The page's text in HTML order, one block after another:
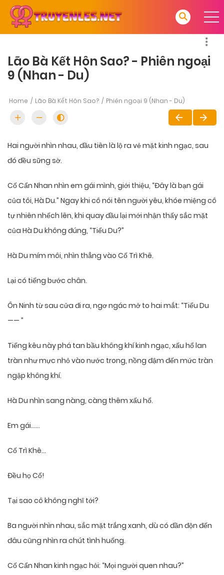
Lão Bà Kết Hôn Sao? - Phiên ngoại
9 (Nhan - Du)
Home Lão Bà Kết Hôn Sao? Phiên ngoại 9 (Nhan - Du)
Hai người nhìn nhau, đầu tiên là lộ ra vẻ mặt kinh ngạc, sau
đó đều sững sờ.
Cố Cẩn Nhan nhìn em gái mình, giới thiệu, “Đây là bạn gái
của tôi, Hà Du.” Ngay khi cô nói tên người yêu, khóe miệng cô
tự nhiên nhếch lên, khi quay đầu lại mới nhận thấy sắc mặt
của Hà Du không đúng, “Tiểu Du?”
Hà Du mím môi, nhìn thẳng vào Cố Trì Khê.
Lại có tiếng bước chân.
Ôn Ninh từ sau cửa đi ra, ngơ ngác mở to hai mắt: “Tiểu Du
—— ”
Tiếng kêu này phá tan bầu không khí kinh ngạc, xấu hổ lan
tràn như mực nhỏ vào nước trong, nồng đậm đến mức tràn
ngập không khí.
Hà Du nhìn sang nàng, càng thêm xấu hổ.
Em gái……
Cố Trì Khê…
Đều họ Cố!
Tại sao cô không nghĩ tới?
Ba người nhìn nhau, sắc mặt trắng xanh, dù có đần độn đến
đâu cũng nhìn ra chút tình huống.
Cố Cẩn Nhan kinh ngạc hỏi: “Mọi người quen nhau?”